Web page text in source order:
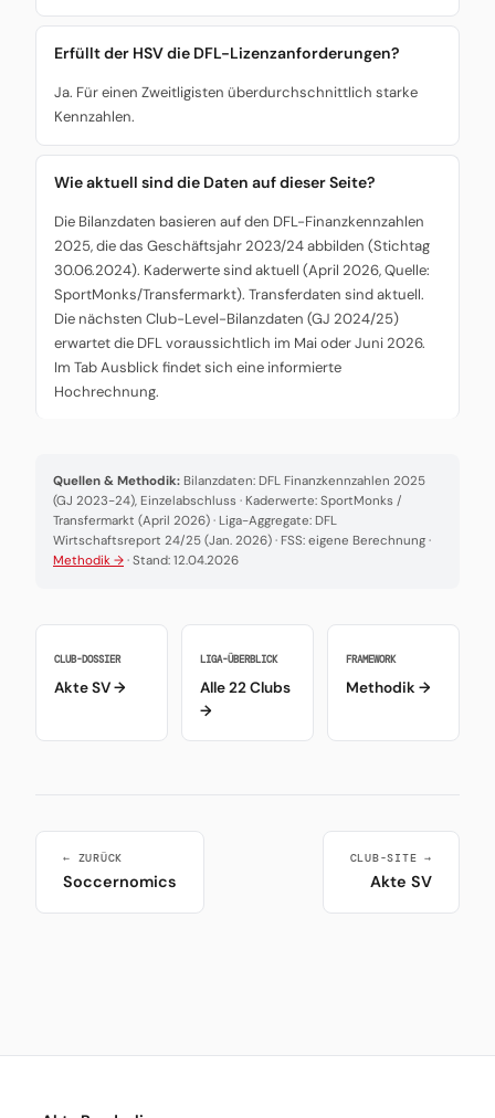
Erfüllt der HSV die DFL-Lizenzanforderungen?
Ja. Für einen Zweitligisten überdurchschnittlich starke
Kennzahlen.
Wie aktuell sind die Daten auf dieser Seite?
Die Bilanzdaten basieren auf den DFL-Finanzkennzahlen
2025, die das Geschäftsjahr 2023/24 abbilden (Stichtag
30.06.2024). Kaderwerte sind aktuell (April 2026, Quelle:
SportMonks/Transfermarkt). Transferdaten sind aktuell.
Die nächsten Club-Level-Bilanzdaten (GJ 2024/25)
erwartet die DFL voraussichtlich im Mai oder Juni 2026.
Im Tab Ausblick findet sich eine informierte
Hochrechnung.
Quellen & Methodik: Bilanzdaten: DFL Finanzkennzahlen 2025
(GJ 2023-24), Einzelabschluss · Kaderwerte: SportMonks /
Transfermarkt (April 2026) · Liga-Aggregate: DFL
Wirtschaftsreport 24/25 (Jan. 2026) · FSS: eigene Berechnung ·
Methodik → · Stand: 12.04.2026
CLUB-DOSSIER
Akte SV →
LIGA-ÜBERBLICK
Alle 22 Clubs
→
FRAMEWORK
Methodik →
← ZURÜCK
Soccernomics
CLUB-SITE →
Akte SV